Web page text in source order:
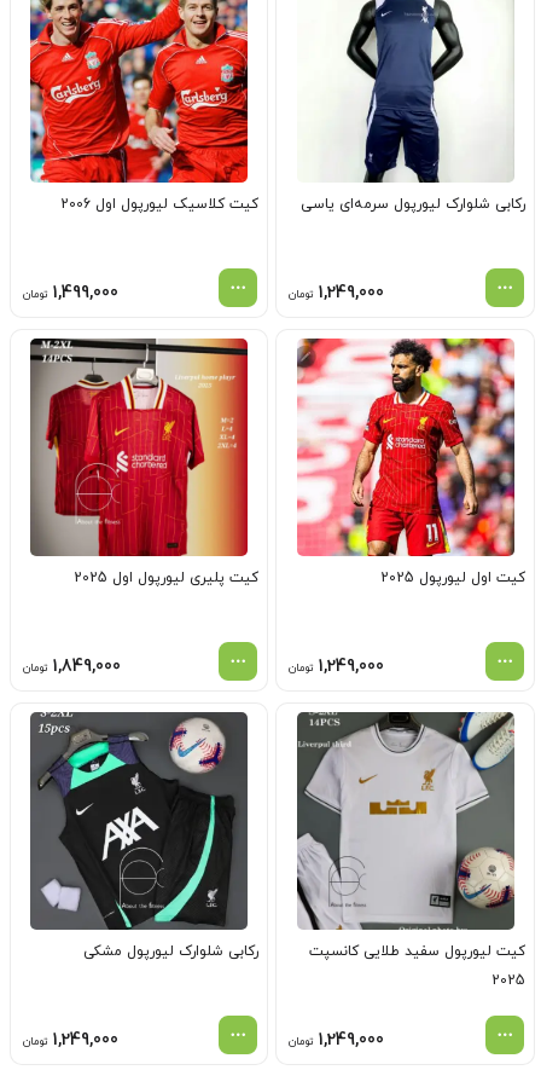
رکابی شلوارک لیورپول سرمه‌ای یاسی
1,249,000 تومان
کیت کلاسیک لیورپول اول 2006
1,499,000 تومان
کیت اول لیورپول 2025
1,249,000 تومان
کیت پلیری لیورپول اول 2025
1,849,000 تومان
کیت لیورپول سفید طلایی کانسپت
2025
1,249,000 تومان
رکابی شلوارک لیورپول مشکی
1,249,000 تومان